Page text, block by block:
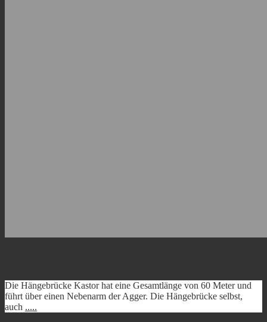
Die Hängebrücke Kastor hat eine Gesamtlänge von 60 Meter und
führt über einen Nebenarm der Agger. Die Hängebrücke selbst,
auch .....